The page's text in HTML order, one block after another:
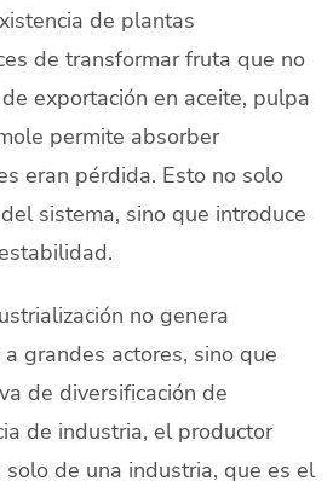
de plantas
de transformar fruta que no
exportación en aceite, pulpa
permite absorber
eran pérdida. Esto no solo
sistema, sino que introduce
no genera
grandes actores, sino que
de diversificación de
de industria, el productor
solo de una industria, que es el